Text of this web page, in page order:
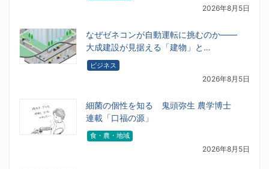
2026年8月5日
なぜゼネコンが自動運転に挑むのか――
大成建設が見据える「建物」と…
ビジネス
2026年8月5日
細菌の個性を知る 鬼頭弥生 農学博士
連載「口福の源」
食・農・地域
2026年8月5日